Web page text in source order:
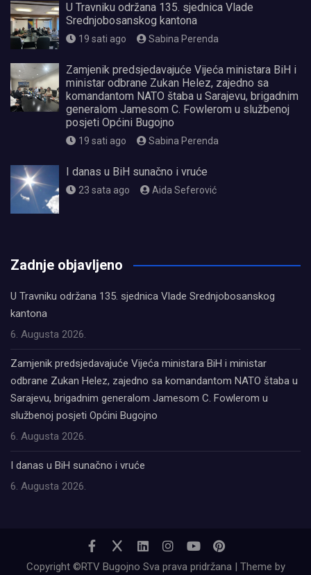
U Travniku održana 135. sjednica Vlade
Srednjobosanskog kantona
19 sati ago Sabina Perenda
Zamjenik predsjedavajuće Vijeća ministara BiH i
ministar odbrane Zukan Helez, zajedno sa
komandantom NATO štaba u Sarajevu, brigadnim
generalom Jamesom C. Fowlerom u službenoj
posjeti Općini Bugojno
19 sati ago Sabina Perenda
I danas u BiH sunačno i vruće
23 sata ago Aida Seferović
Zadnje objavljeno
U Travniku održana 135. sjednica Vlade Srednjobosanskog
kantona
6. Augusta 2026.
Zamjenik predsjedavajuće Vijeća ministara BiH i ministar
odbrane Zukan Helez, zajedno sa komandantom NATO štaba u
Sarajevu, brigadnim generalom Jamesom C. Fowlerom u
službenoj posjeti Općini Bugojno
6. Augusta 2026.
I danas u BiH sunačno i vruće
6. Augusta 2026.
Copyright ©RTV Bugojno Sva prava pridržana | Theme by